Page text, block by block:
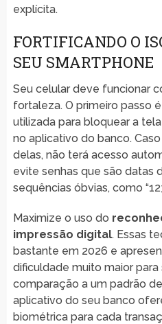
explícita.
FORTIFICANDO O
SEU SMARTPHONE
Seu celular deve funcionar
fortaleza. O primeiro passo
utilizada para bloquear a
no aplicativo do banco.
delas, não terá acesso
evite senhas que são datas
sequências óbvias, como
Maximize o uso do
impressão digital. Essas
bastante em 2026 e
dificuldade muito maior
comparação a um padrão
aplicativo do seu banco
biométrica para cada